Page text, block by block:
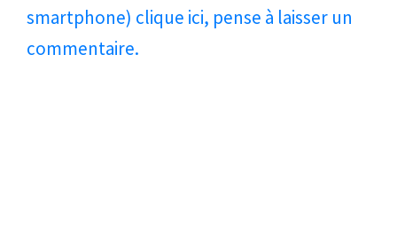
smartphone) clique ici, pense à laisser un
commentaire.